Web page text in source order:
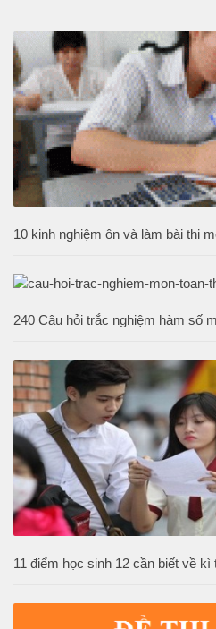
10 kinh nghiệm ôn và làm bài thi
240 Câu hỏi trắc nghiệm hàm số
11 điểm học sinh 12 cần biết về